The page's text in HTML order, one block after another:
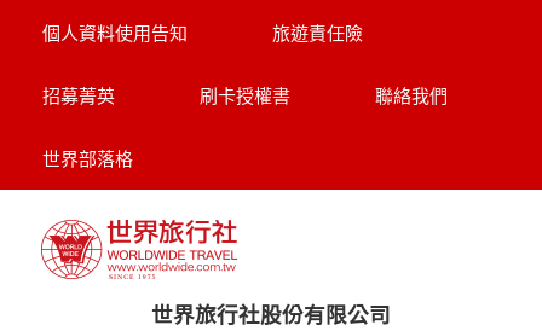
個人資料使用告知 旅遊責任險
招募菁英 刷卡授權書 聯絡我們
世界部落格
世界旅行社股份有限公司